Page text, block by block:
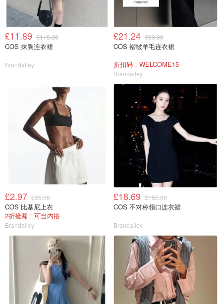
£11.89 £115.00
COS 抹胸连衣裙
Brandalley
£21.24 £99.00
COS 褶皱羊毛连衣裙
折扣码：WELCOME15
Brandalley
£2.97 £25.00
COS 比基尼上衣
2折捡漏！可当内搭
Brandalley
£18.69 £150.00
COS 不对称领口连衣裙
Brandalley